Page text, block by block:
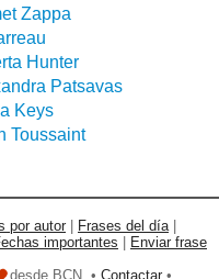
Zappa
Hunter
Patsavas
Keys
Toussaint
por autor | Frases del día |
importantes | Enviar frase
desde BCN. • Contactar •